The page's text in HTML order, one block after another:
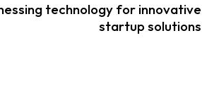
technology for innovative
startup solutions